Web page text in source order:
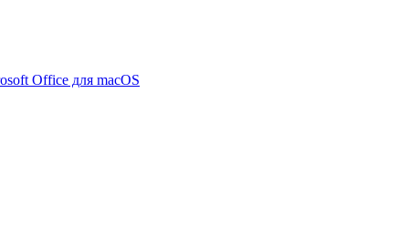
Office для macOS